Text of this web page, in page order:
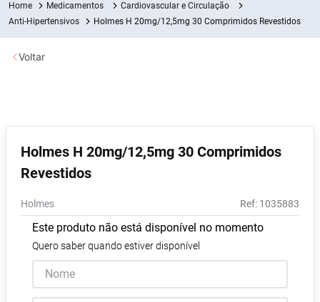
Medicamentos
Cardiovascular e Circulação
Anti-Hipertensivos
Holmes H 20mg/12,5mg 30 Comprimidos Revestidos
Holmes H 20mg/12,5mg 30 Comprimidos
Revestidos
Holmes : 1035883
Este produto não está disponível no momento
Quero saber quando estiver disponível
Voltar
Termos mais buscados
1º Fralda
2
5º Fralda G
6º Desodorante
7º Shampoo
Vitamina D
10º Soro Fisiológico